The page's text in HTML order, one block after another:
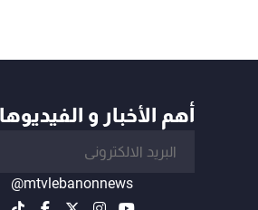
أهم الأخبار و
@mtvlebanonnews